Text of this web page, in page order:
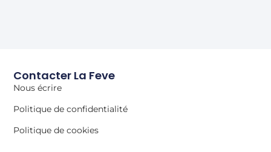
Contacter La Feve
Nous écrire
Politique de confidentialité
Politique de cookies